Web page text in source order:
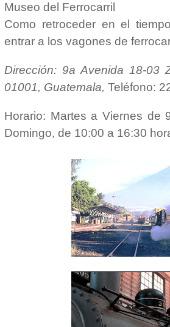
Museo del Ferrocarril
Como retroceder en el
entrar a los vagones de
Dirección: 9a Avenida 18-03
01001, Guatemala, Teléfono:
Horario: Martes a Viernes de
Domingo, de 10:00 a 16:30